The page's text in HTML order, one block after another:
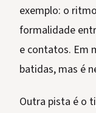
exemplo: o
formalidade
e contatos. Em
batidas, mas é
Outra pista é o